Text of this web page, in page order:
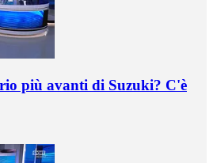
più avanti di Suzuki? C'è